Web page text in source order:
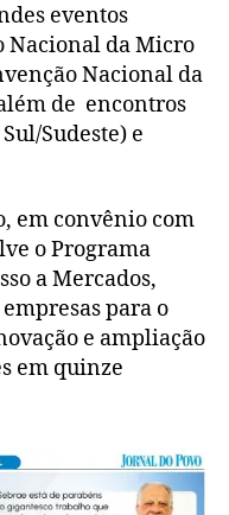
eventos
Nacional da Micro
Nacional da
de encontros
Sudeste) e
em convênio com
o Programa
a Mercados,
para o
e ampliação
em quinze